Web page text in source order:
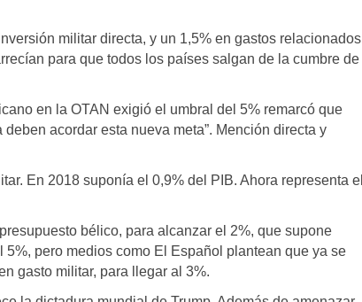
militar directa, y un 1,5% en gastos relacionados
para que todos los países salgan de la cumbre de
en la OTAN exigió el umbral del 5% remarcó que
acordar esta nueva meta”. Mención directa y
En 2018 suponía el 0,9% del PIB. Ahora representa el
bélico, para alcanzar el 2%, que supone
pero medios como El Español plantean que ya se
gasto militar, para llegar al 3%.